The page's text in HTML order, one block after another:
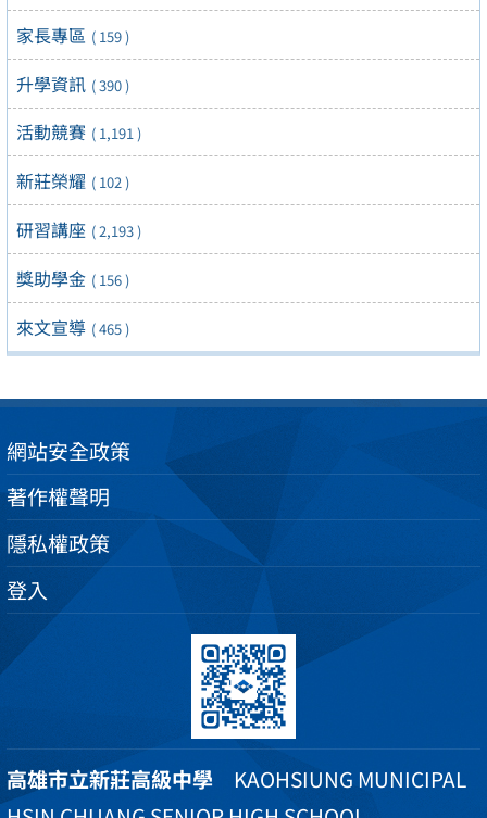
家長專區 ( 159 )
升學資訊 ( 390 )
活動競賽 ( 1,191 )
新莊榮耀 ( 102 )
研習講座 ( 2,193 )
獎助學金 ( 156 )
來文宣導 ( 465 )
網站安全政策
著作權聲明
隱私權政策
登入
高雄市立新莊高級中學 KAOHSIUNG MUNICIPAL